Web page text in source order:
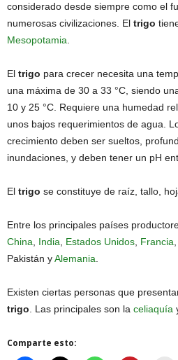
considerado desde siempre como el
numerosas civilizaciones. El trigo
Mesopotamia.
El trigo para crecer necesita una
una máxima de 30 a 33 °C, siendo
10 y 25 °C. Requiere una humedad
unos bajos requerimientos de agua.
crecimiento deben ser sueltos,
inundaciones, y deben tener un pH
El trigo se constituye de raíz, tallo,
Entre los principales países
China, India, Estados Unidos, Francia,
Pakistán yAlemania.
Existen ciertas personas que
trigo. Las principales son la celiaquía
Comparte esto: